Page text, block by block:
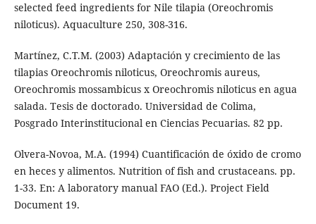
selected feed ingredients for Nile tilapia (Oreochromis
niloticus). Aquaculture 250, 308-316.
Martínez, C.T.M. (2003) Adaptación y crecimiento de las
tilapias Oreochromis niloticus, Oreochromis aureus,
Oreochromis mossambicus x Oreochromis niloticus en agua
salada. Tesis de doctorado. Universidad de Colima,
Posgrado Interinstitucional en Ciencias Pecuarias. 82 pp.
Olvera-Novoa, M.A. (1994) Cuantificación de óxido de cromo
en heces y alimentos. Nutrition of fish and crustaceans. pp.
1-33. En: A laboratory manual FAO (Ed.). Project Field
Document 19.